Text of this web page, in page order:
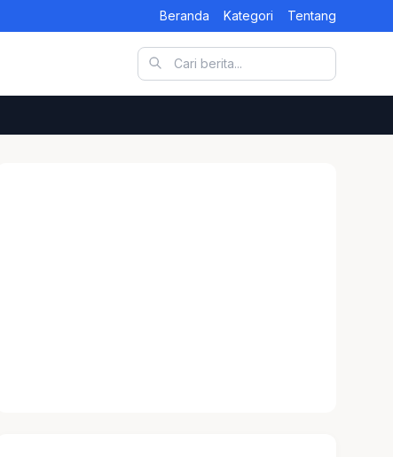
Beranda Kategori Tentang